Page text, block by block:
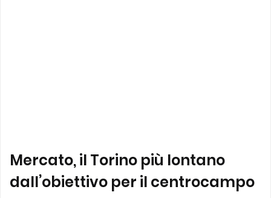
Mercato, il Torino più lontano
dall’obiettivo per il centrocampo